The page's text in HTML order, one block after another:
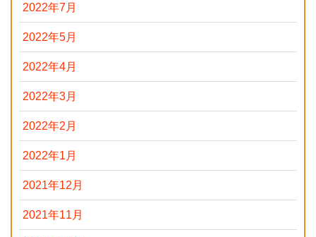
2022年7月
2022年5月
2022年4月
2022年3月
2022年2月
2022年1月
2021年12月
2021年11月